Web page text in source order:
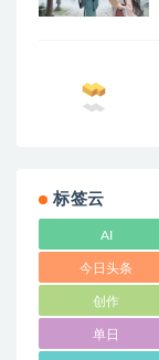
标签云
AI
今日头条
创作
单日